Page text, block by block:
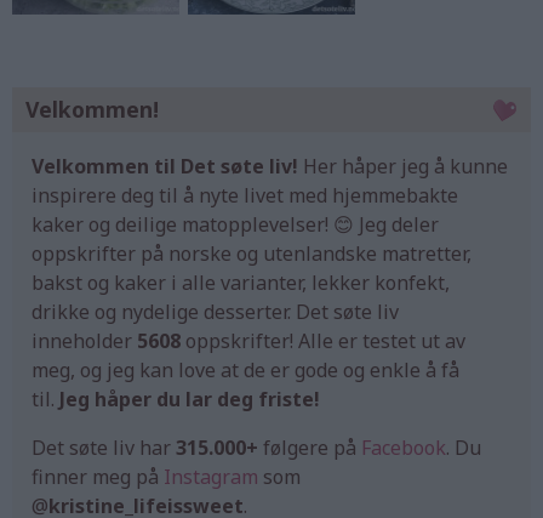
Velkommen!
Velkommen til Det søte liv! Her håper jeg å kunne
inspirere deg til å nyte livet med hjemmebakte
kaker og deilige matopplevelser! 😊 Jeg deler
oppskrifter på norske og utenlandske matretter,
bakst og kaker i alle varianter, lekker konfekt,
drikke og nydelige desserter. Det søte liv
inneholder 5608 oppskrifter! Alle er testet ut av
meg, og jeg kan love at de er gode og enkle å få
til. Jeg håper du lar deg friste!
Det søte liv har315.000+ følgere på Facebook. Du
finner meg på Instagram som
@kristine_lifeissweet.